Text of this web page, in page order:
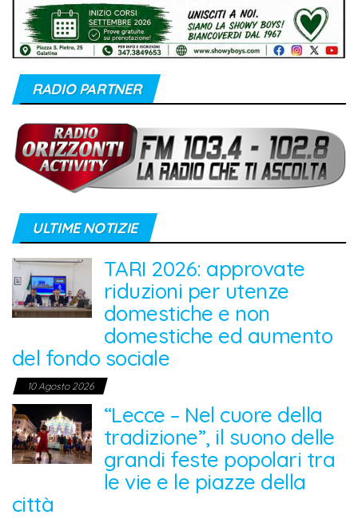
RADIO PARTNER
ULTIME NOTIZIE
TARI 2026: approvate
riduzioni per utenze
domestiche e non
domestiche ed aumento
del fondo sociale
10 Agosto 2026
“Lecce – Nel cuore della
tradizione”, il suono delle
grandi feste popolari tra
le vie e le piazze della
città